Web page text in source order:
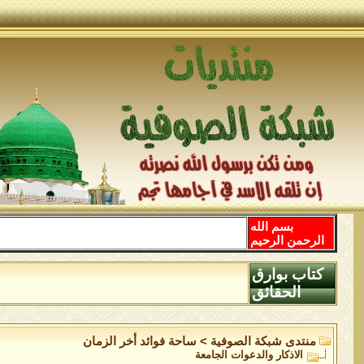
بسم الله
الرحمن الرحيم
كتاب بوارق
الحقائق
منتدى شبكة الصوفية > ساحة فوائد أخر الزمان
الاذكار والدعوات الجامعة